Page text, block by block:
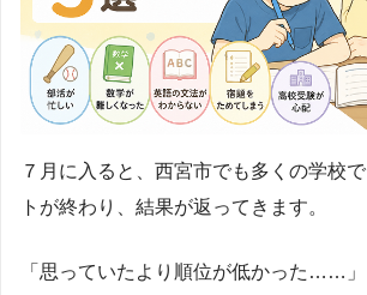
７月に入ると、西宮市でも多くの学校
トが終わり、結果が返ってきます。
「思っていたより順位が低かった……」